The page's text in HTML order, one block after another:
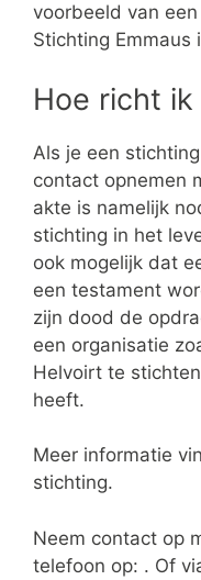
voorbeeld van
Stichting Emmaus
Hoe richt
Als je een
contact opnemen
akte is namelijk
stichting in het
ook mogelijk dat
een testament
zijn dood de
een organisatie
Helvoirt te
heeft.
Meer informatie
stichting.
Neem contact op
telefoon op: . Of